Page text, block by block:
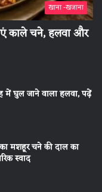
खाना -खजाना
काले चने, हलवा और
घुल जाने वाला हलवा, पढ़ें
मशहूर चने की दाल का
स्वाद